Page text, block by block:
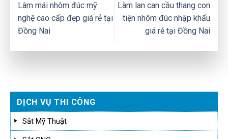
Làm mái nhôm đúc mỹ
nghệ cao cấp đẹp giá rẻ tại
Đồng Nai
Làm lan can cầu thang con
tiện nhôm đúc nhập khẩu
giá rẻ tại Đồng Nai
DỊCH VỤ THI CÔNG
Sắt Mỹ Thuật